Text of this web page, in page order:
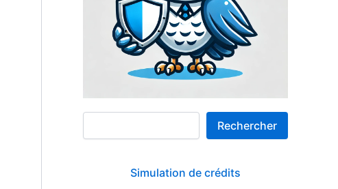
Rechercher
Rechercher
Simulation de crédits